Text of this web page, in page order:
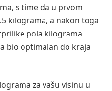
s time da u prvom
kilograma, a nakon toga
pola kilograma
bio optimalan do kraja
za vašu visinu u